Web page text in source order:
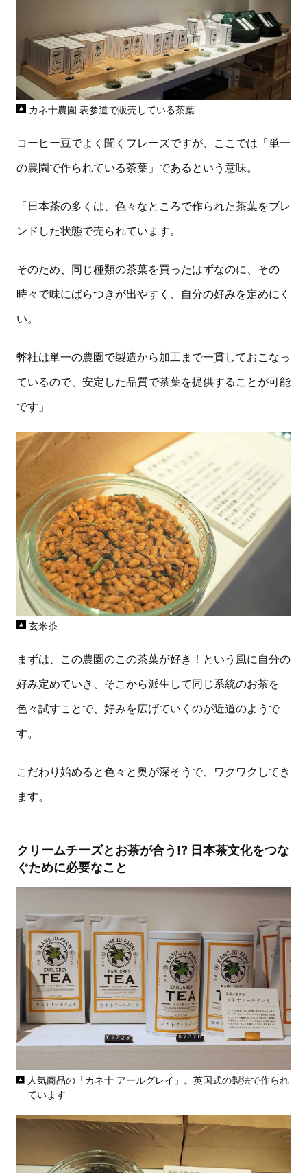
カネ十農園 表参道で販売している茶葉
コーヒー豆でよく聞くフレーズですが、ここでは「単一
の農園で作られている茶葉」であるという意味。
「日本茶の多くは、色々なところで作られた茶葉をブレ
ンドした状態で売られています。
そのため、同じ種類の茶葉を買ったはずなのに、その
時々で味にばらつきが出やすく、自分の好みを定めにく
い。
弊社は単一の農園で製造から加工まで一貫しておこなっ
ているので、安定した品質で茶葉を提供することが可能
です」
玄米茶
まずは、この農園のこの茶葉が好き！という風に自分の
好み定めていき、そこから派生して同じ系統のお茶を
色々試すことで、好みを広げていくのが近道のようで
す。
こだわり始めると色々と奥が深そうで、ワクワクしてき
ます。
クリームチーズとお茶が合う!? 日本茶文化をつな
ぐために必要なこと
人気商品の「カネ十 アールグレイ」。英国式の製法で作られ
ています